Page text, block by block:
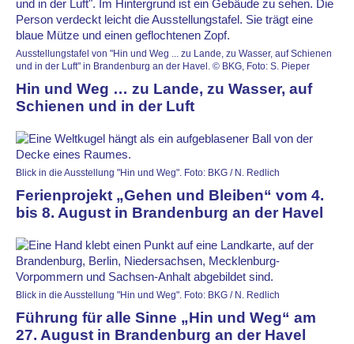
Ausstellungstafel von "Hin und Weg ... zu Lande, zu Wasser, auf Schienen
und in der Luft" in Brandenburg an der Havel. © BKG, Foto: S. Pieper
Hin und Weg … zu Lande, zu Wasser, auf
Schienen und in der Luft
Blick in die Ausstellung "Hin und Weg". Foto: BKG / N. Redlich
Ferienprojekt „Gehen und Bleiben“ vom 4.
bis 8. August in Brandenburg an der Havel
Blick in die Ausstellung "Hin und Weg". Foto: BKG / N. Redlich
Führung für alle Sinne „Hin und Weg“ am
27. August in Brandenburg an der Havel